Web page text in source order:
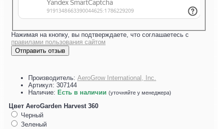
Нажимая на кнопку, вы подтверждаете, что соглашаетесь с
правилами пользования сайтом
Отправить отзыв
Производитель: AeroGrow International, Inc.
Артикул: 307144
Наличие: Есть в наличии (уточняйте у менеджера)
Цвет AeroGarden Harvest 360
Черный
Зеленый